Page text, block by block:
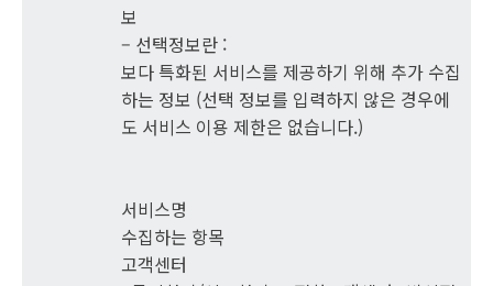
보
– 선택정보란 :
보다 특화된 서비스를 제공하기 위해 추가 수집
하는 정보 (선택 정보를 입력하지 않은 경우에
도 서비스 이용 제한은 없습니다.)
서비스명
수집하는 항목
고객센터